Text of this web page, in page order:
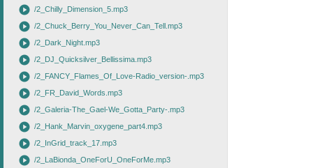
play_circle /2_Chilly_Dimension_5.mp3
play_circle /2_Chuck_Berry_You_Never_Can_Tell.mp3
play_circle /2_Dark_Night.mp3
play_circle /2_DJ_Quicksilver_Bellissima.mp3
play_circle /2_FANCY_Flames_Of_Love-Radio_version-.mp3
play_circle /2_FR_David_Words.mp3
play_circle /2_Galeria-The_Gael-We_Gotta_Party-.mp3
play_circle /2_Hank_Marvin_oxygene_part4.mp3
play_circle /2_InGrid_track_17.mp3
play_circle /2_LaBionda_OneForU_OneForMe.mp3